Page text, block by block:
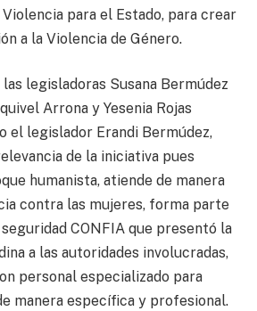
para el Estado, para crear
a la Violencia de Género.
legisladoras Susana Bermúdez
Arrona y Yesenia Rojas
el legislador Erandi Bermúdez,
de la iniciativa pues
humanista, atiende de manera
contra las mujeres, forma parte
CONFIA que presentó la
a las autoridades involucradas,
personal especializado para
manera específica y profesional.